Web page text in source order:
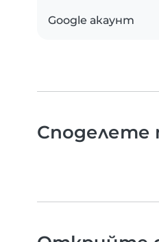
Google акаунт
Споделете